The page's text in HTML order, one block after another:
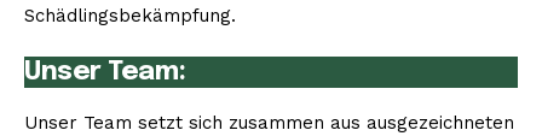
Schädlingsbekämpfung.
Unser Team:
Unser Team setzt sich zusammen aus ausgezeichneten